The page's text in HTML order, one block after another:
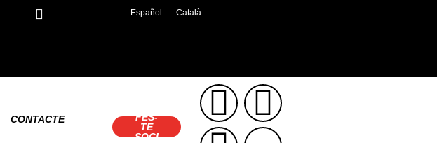
Español Català
CONTACTE
FES-
TE
SOCI